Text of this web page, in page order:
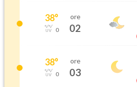
38°
0
ore
02
38°
0
ore
03